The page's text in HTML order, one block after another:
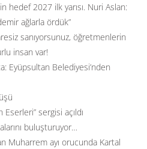
hedef 2027 ilk yarısı. Nuri Aslan:
ağlarla ördük”
sanıyorsunuz, öğretmenlerin
insan var!
Eyüpsultan Belediyesi’nden
Eserleri” sergisi açıldı
buluşturuyor…
Muharrem ayı orucunda Kartal